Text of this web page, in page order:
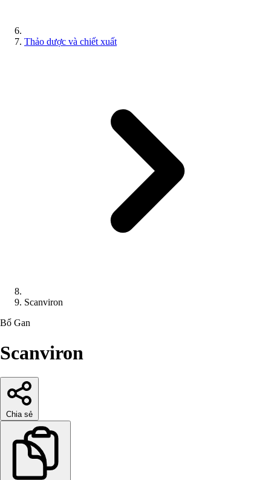
Thảo dược và chiết xuất
Scanviron
Bổ Gan
Scanviron
Chia sẻ